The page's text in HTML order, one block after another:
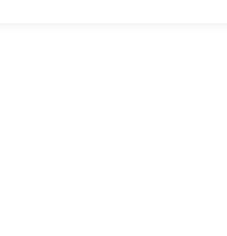
rápida e segura.
quando precisar.